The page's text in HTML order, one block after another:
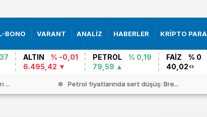
BONO VARANT ANALİZ HABERLER KRİPTO PARA
ALTIN
% -0,01
6.495,42
PETROL
% 0,19
79,59
FAİZ
% 0
40,02
... Petrol fiyatlarında sert düşüş: Bre...